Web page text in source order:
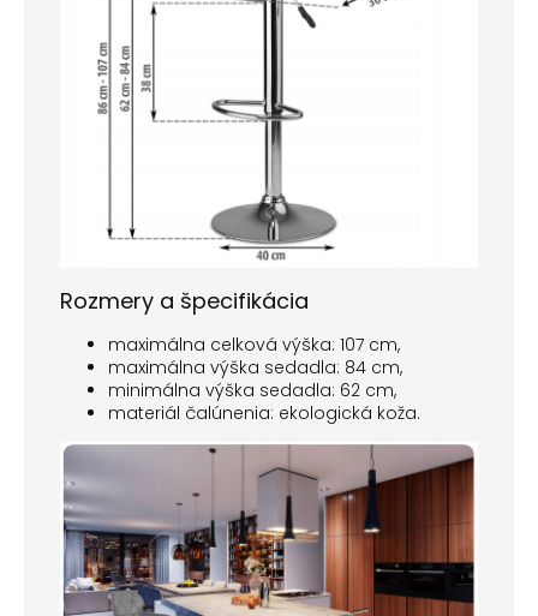
Rozmery a špecifikácia
maximálna celková výška: 107 cm,
maximálna výška sedadla: 84 cm,
minimálna výška sedadla: 62 cm,
materiál čalúnenia: ekologická koža.